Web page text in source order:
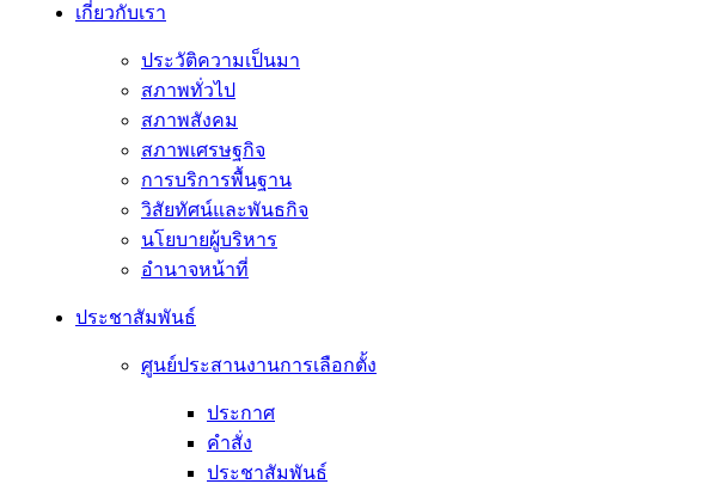
เกี่ยวกับเรา
ประวัติความเป็นมา
สภาพทั่วไป
สภาพสังคม
สภาพเศรษฐกิจ
การบริการพื้นฐาน
วิสัยทัศน์และพันธกิจ
นโยบายผู้บริหาร
อํานาจหน้าที่
ประชาสัมพันธ์
ศูนย์ประสานงานการเลือกตั้ง
ประกาศ
คำสั่ง
ประชาสัมพันธ์